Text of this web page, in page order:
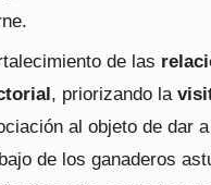
de las
, priorizando la
al objeto de dar
de los ganaderos